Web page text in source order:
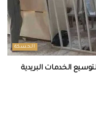
الحسكة
الخدمات البريدية